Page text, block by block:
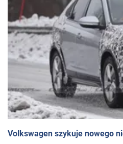
Volkswagen szykuje nowego